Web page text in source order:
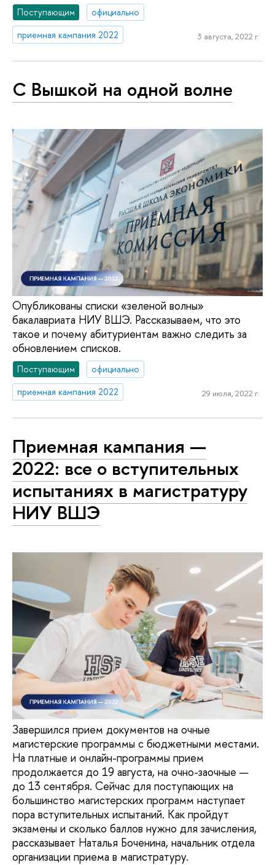
Поступающим
официально
приемная кампания 2022
3 августа, 2022 г.
С Вышкой на одной волне
Опубликованы списки «зеленой волны»
бакалавриата НИУ ВШЭ. Рассказываем, что это
такое и почему абитуриентам важно следить за
обновлением списков.
Поступающим
официально
приемная кампания 2022
29 июля, 2022 г.
Приемная кампания —
2022: все о вступительных
испытаниях в магистратуру
НИУ ВШЭ
Завершился прием документов на очные
магистерские программы с бюджетными местами.
На платные и онлайн-программы прием
продолжается до 19 августа, на очно-заочные —
до 13 сентября. Сейчас для поступающих на
большинство магистерских программ наступает
пора вступительных испытаний. Как пройдут
экзамены и сколько баллов нужно для зачисления,
рассказывает Наталья Боченина, начальник отдела
организации приема в магистратуру.